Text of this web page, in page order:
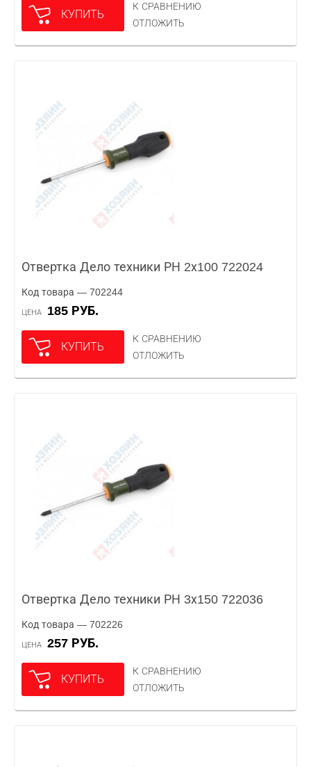
КУПИТЬ
К СРАВНЕНИЮ
ОТЛОЖИТЬ
Отвертка Дело техники РН 2х100 722024
Код товара — 702244
ЦЕНА 185 РУБ.
КУПИТЬ
К СРАВНЕНИЮ
ОТЛОЖИТЬ
Отвертка Дело техники РН 3х150 722036
Код товара — 702226
ЦЕНА 257 РУБ.
КУПИТЬ
К СРАВНЕНИЮ
ОТЛОЖИТЬ